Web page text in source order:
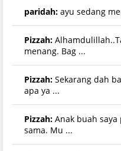
paridah: ayu sedang
Pizzah:
menang. Bag ...
Pizzah: Sekarang dah
apa ya ...
Pizzah: Anak buah
sama. Mu ...